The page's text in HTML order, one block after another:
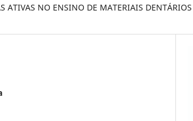
ATIVAS NO ENSINO DE MATERIAIS DENTÁRIOS